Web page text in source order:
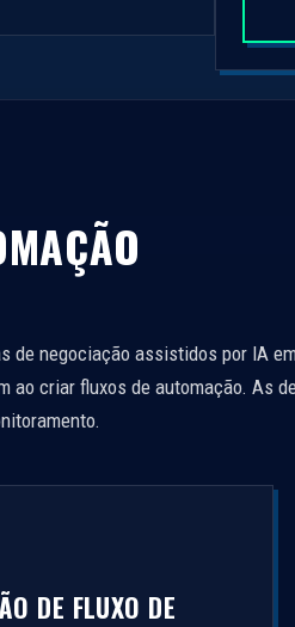
a
t
de negociação assistidos por IA
ao criar fluxos de automação. As
DE FLUXO DE